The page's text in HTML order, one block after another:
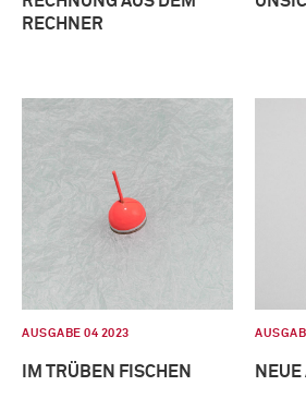
RECHNER
AUSGABE 04 2023
IM TRÜBEN FISCHEN